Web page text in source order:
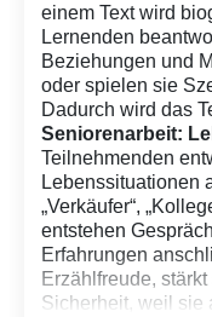
einem Text wird
Lernenden
Beziehungen und
oder spielen sie
Dadurch wird das
Seniorenarbeit:
Teilnehmenden
Lebenssituationen
„Verkäufer“,
entstehen
Erfahrungen
Erzählfreude,
Sicherheit, weil sie